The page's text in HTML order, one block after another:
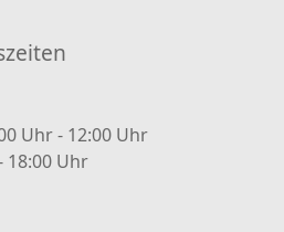
Uhr - 12:00 Uhr
18:00 Uhr